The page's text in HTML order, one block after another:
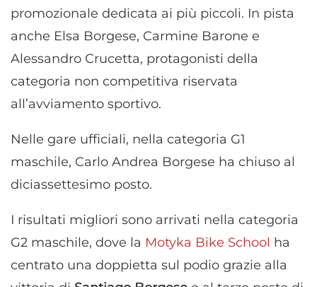
promozionale dedicata ai più piccoli. In pista
anche Elsa Borgese, Carmine Barone e
Alessandro Crucetta, protagonisti della
categoria non competitiva riservata
all’avviamento sportivo.
Nelle gare ufficiali, nella categoria G1
maschile, Carlo Andrea Borgese ha chiuso al
diciassettesimo posto.
I risultati migliori sono arrivati nella categoria
G2 maschile, dove la Motyka Bike School ha
centrato una doppietta sul podio grazie alla